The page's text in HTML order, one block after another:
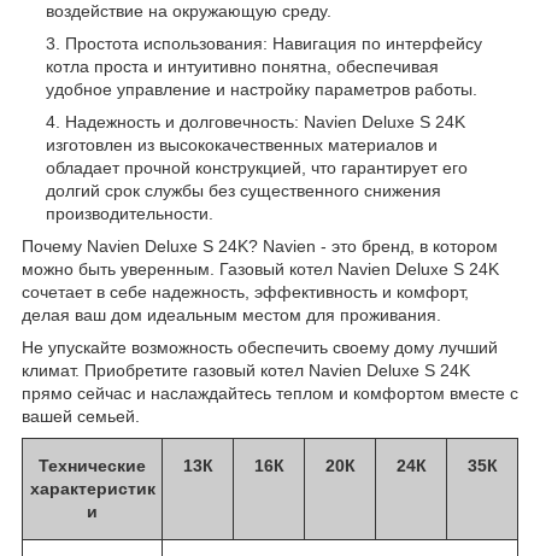
воздействие на окружающую среду.
Простота использования: Навигация по интерфейсу
котла проста и интуитивно понятна, обеспечивая
удобное управление и настройку параметров работы.
Надежность и долговечность: Navien Deluxe S 24K
изготовлен из высококачественных материалов и
обладает прочной конструкцией, что гарантирует его
долгий срок службы без существенного снижения
производительности.
Почему Navien Deluxe S 24K? Navien - это бренд, в котором
можно быть уверенным. Газовый котел Navien Deluxe S 24K
сочетает в себе надежность, эффективность и комфорт,
делая ваш дом идеальным местом для проживания.
Не упускайте возможность обеспечить своему дому лучший
климат. Приобретите газовый котел Navien Deluxe S 24K
прямо сейчас и наслаждайтесь теплом и комфортом вместе с
вашей семьей.
Технические
характеристик
и
13К 16К 20К 24К 35К